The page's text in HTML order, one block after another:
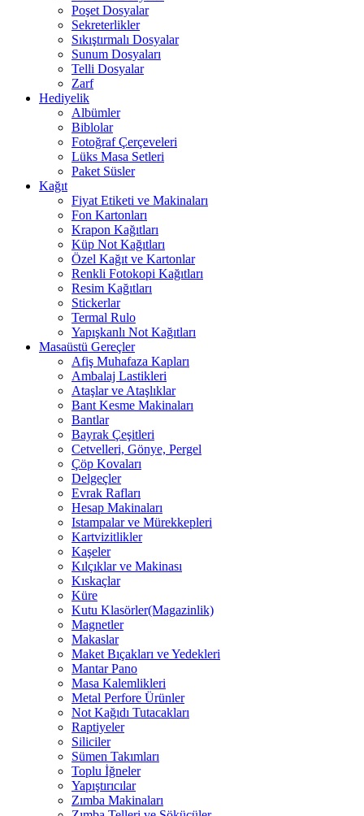
Poşet Dosyalar
Sekreterlikler
Sıkıştırmalı Dosyalar
Sunum Dosyaları
Telli Dosyalar
Zarf
Hediyelik
Albümler
Biblolar
Fotoğraf Çerçeveleri
Lüks Masa Setleri
Paket Süsler
Kağıt
Fiyat Etiketi ve Makinaları
Fon Kartonları
Krapon Kağıtları
Küp Not Kağıtları
Özel Kağıt ve Kartonlar
Renkli Fotokopi Kağıtları
Resim Kağıtları
Stickerlar
Termal Rulo
Yapışkanlı Not Kağıtları
Masaüstü Gereçler
Afiş Muhafaza Kapları
Ambalaj Lastikleri
Ataşlar ve Ataşlıklar
Bant Kesme Makinaları
Bantlar
Bayrak Çeşitleri
Cetvelleri, Gönye, Pergel
Çöp Kovaları
Delgeçler
Evrak Rafları
Hesap Makinaları
Istampalar ve Mürekkepleri
Kartvizitlikler
Kaşeler
Kılçıklar ve Makinası
Kıskaçlar
Küre
Kutu Klasörler(Magazinlik)
Magnetler
Makaslar
Maket Bıçakları ve Yedekleri
Mantar Pano
Masa Kalemlikleri
Metal Perfore Ürünler
Not Kağıdı Tutacakları
Raptiyeler
Siliciler
Sümen Takımları
Toplu İğneler
Yapıştırıcılar
Zımba Makinaları